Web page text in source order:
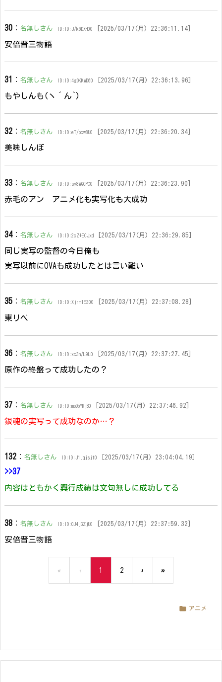
30 ： 名無しさん ID:ID:J/k6DXH00 [2025/03/17(月) 22:36:11.14]
安倍晋三物語
31 ： 名無しさん ID:ID:4gOKKWD60 [2025/03/17(月) 22:36:13.96]
もやしんも(ヽ´ん`)
32 ： 名無しさん ID:ID:eT/pcw8U0 [2025/03/17(月) 22:36:20.34]
美味しんぼ
33 ： 名無しさん ID:ID:sy8WQCPC0 [2025/03/17(月) 22:36:23.90]
赤毛のアン アニメ化も実写化も大成功
34： 名無しさん ID:ID:2cZ+ECJxd [2025/03/17(月) 22:36:29.85]
同じ実写の監督の今日俺も
実写以前にOVAも成功したとは言い難い
35 ： 名無しさん ID:ID:Xjrm1E300 [2025/03/17(月) 22:37:08.28]
東リべ
36 ： 名無しさん ID:ID:xc3n/L9L0 [2025/03/17(月) 22:37:27.45]
原作の終盤って成功したの？
37 ： 名無しさん ID:ID:moDbYMjB0 [2025/03/17(月) 22:37:46.92]
銀魂の実写って成功なのか…？
132 ： 名無しさん ID:ID:J1jqjsjt0 [2025/03/17(月) 23:04:04.19]
>>37
内容はともかく興行成績は文句無しに成功してる
38 ： 名無しさん ID:ID:OJ4jGZjU0 [2025/03/17(月) 22:37:59.32]
安倍晋三物語
« ‹ 1 2 › »
 アニメ